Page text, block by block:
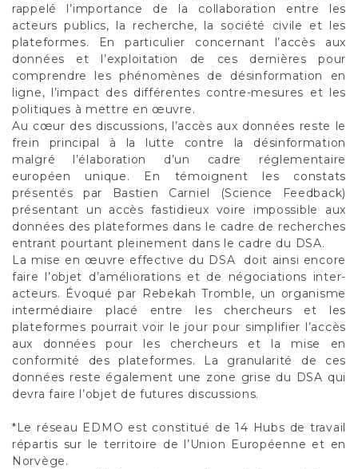
rappelé l’importance de la collaboration entre les
acteurs publics, la recherche, la société civile et les
plateformes. En particulier concernant l’accès aux
données et l’exploitation de ces dernières pour
comprendre les phénomènes de désinformation en
ligne, l’impact des différentes contre-mesures et les
politiques à mettre en œuvre.
Au cœur des discussions, l’accès aux données reste le
frein principal à la lutte contre la désinformation
malgré l’élaboration d’un cadre réglementaire
européen unique. En témoignent les constats
présentés par Bastien Carniel (Science Feedback)
présentant un accès fastidieux voire impossible aux
données des plateformes dans le cadre de recherches
entrant pourtant pleinement dans le cadre du DSA.
La mise en œuvre effective du DSA doit ainsi encore
faire l’objet d’améliorations et de négociations inter-
acteurs. Évoqué par Rebekah Tromble, un organisme
intermédiaire placé entre les chercheurs et les
plateformes pourrait voir le jour pour simplifier l’accès
aux données pour les chercheurs et la mise en
conformité des plateformes. La granularité de ces
données reste également une zone grise du DSA qui
devra faire l’objet de futures discussions.
*Le réseau EDMO est constitué de 14 Hubs de travail
répartis sur le territoire de l’Union Européenne et en
Norvège.